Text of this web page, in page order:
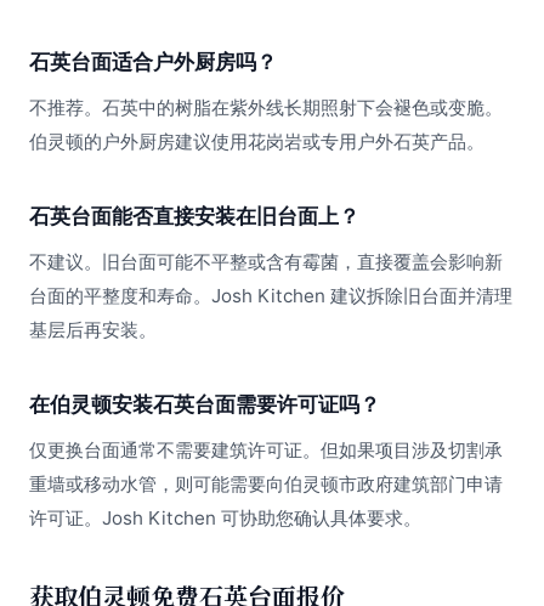
石英台面适合户外厨房吗？
不推荐。石英中的树脂在紫外线长期照射下会褪色或变脆。
伯灵顿的户外厨房建议使用花岗岩或专用户外石英产品。
石英台面能否直接安装在旧台面上？
不建议。旧台面可能不平整或含有霉菌，直接覆盖会影响新
台面的平整度和寿命。Josh Kitchen 建议拆除旧台面并清理
基层后再安装。
在伯灵顿安装石英台面需要许可证吗？
仅更换台面通常不需要建筑许可证。但如果项目涉及切割承
重墙或移动水管，则可能需要向伯灵顿市政府建筑部门申请
许可证。Josh Kitchen 可协助您确认具体要求。
获取伯灵顿免费石英台面报价